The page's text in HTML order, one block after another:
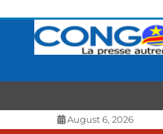
contenu
La presse autrement
August 6, 2026